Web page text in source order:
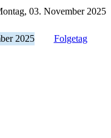
03. November 2025
2025 Folgetag